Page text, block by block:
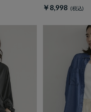
￥8,998